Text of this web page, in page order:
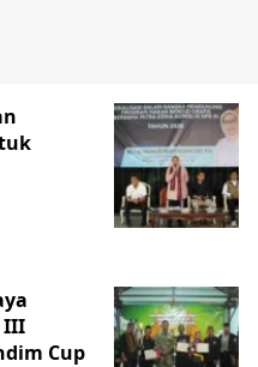
III
Cup